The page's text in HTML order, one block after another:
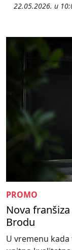
22.05.2026. u
PROMO
Nova
Brodu
U vremenu